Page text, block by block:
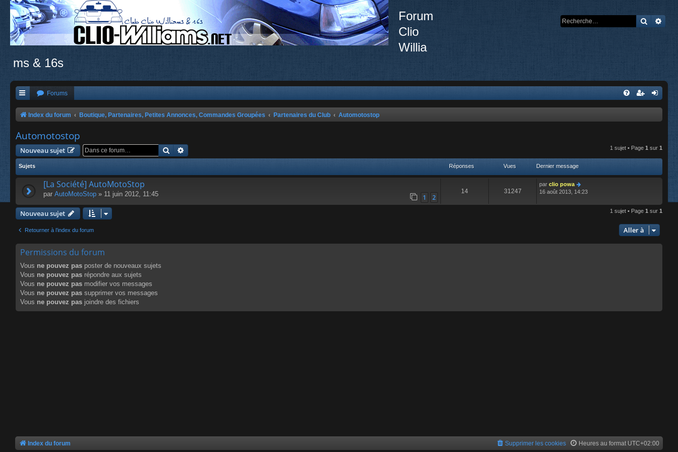
Forum
Clio
Willia
ms & 16s
Forums
Index du forum Boutique, Partenaires, Petites Annonces, Commandes Groupées Partenaires du Club Automotostop
Automotostop
Nouveau sujet Rechercher 1 sujet • Page 1 sur 1
Sujets Réponses Vues Dernier message
[La Société] AutoMotoStop
par AutoMotoStop » 11 juin 2012, 11:45 1 2
14 31247
par clio powa
16 août 2013, 14:23
Nouveau sujet 1 sujet • Page 1 sur 1
Retourner à l’index du forum Aller à
Permissions du forum
Vous ne pouvez pas poster de nouveaux sujets
Vous ne pouvez pas répondre aux sujets
Vous ne pouvez pas modifier vos messages
Vous ne pouvez pas supprimer vos messages
Vous ne pouvez pas joindre des fichiers
Index du forum Heures au format UTC+02:00
Supprimer les cookies